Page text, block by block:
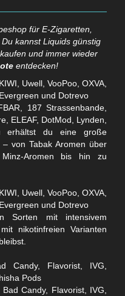
für E-Zigaretten,
kannst Liquids günstig
und immer wieder
entdecken!
187 Strassenbande,
ELEAF, DotMod, Lynden,
erhältst du eine große
von Tabak Aromen über
Minz-Aromen bis hin zu
Sorten mit intensivem
nikotinfreien Varianten
Candy, Flavorist, IVG,